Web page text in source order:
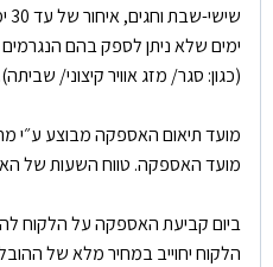
ימים שלא ניתן לספק בהם הנגרמים
(כגון: סגר/ מזג אוויר קיצוני/ שביתה).
מועד תיאום האספקה מבוצע ע״י
מועד האספקה. טווח השעות של
ביום קביעת האספקה על הלקוח
הלקוח יחוייב במחיר מלא של